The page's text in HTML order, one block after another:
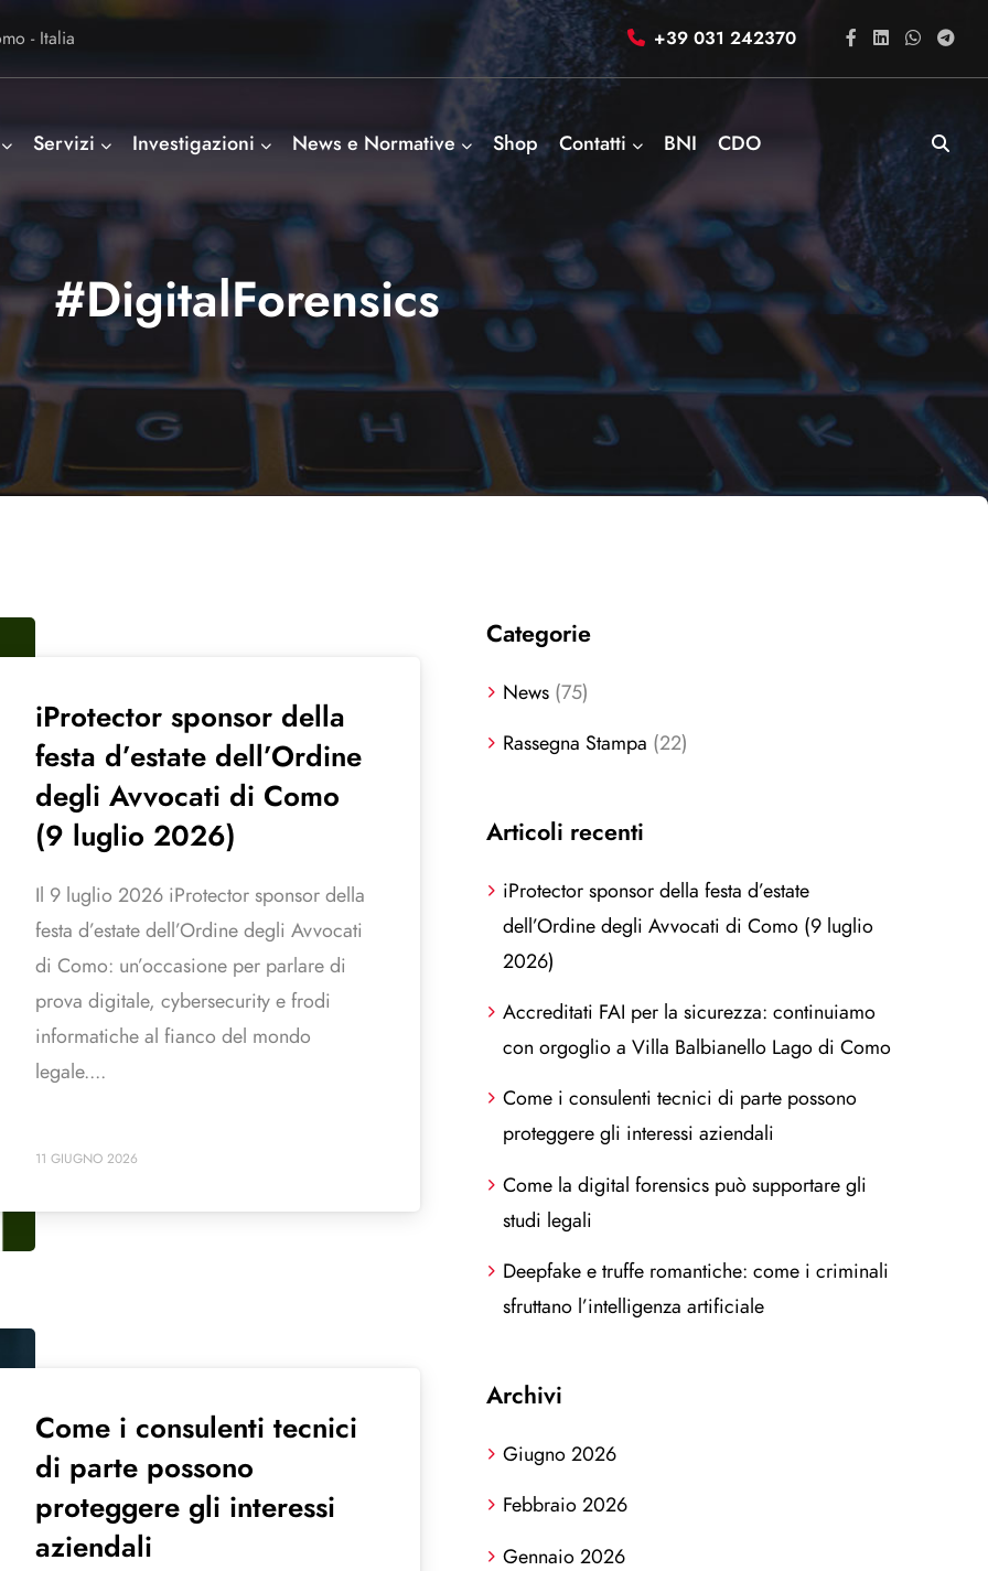
- Italia +39 031 242370
Servizi Investigazioni News e Normative Shop Contatti BNI CDO
#DigitalForensics
iProtector sponsor della
festa d’estate dell’Ordine
degli Avvocati di Como
(9 luglio 2026)
Il 9 luglio 2026 iProtector sponsor della
festa d’estate dell’Ordine degli Avvocati
di Como: un’occasione per parlare di
prova digitale, cybersecurity e frodi
informatiche al fianco del mondo
legale....
11 GIUGNO 2026
Come i consulenti tecnici
di parte possono
proteggere gli interessi
aziendali
Categorie
News (75)
Rassegna Stampa (22)
Articoli recenti
iProtector sponsor della festa d’estate
dell’Ordine degli Avvocati di Como (9 luglio
2026)
Accreditati FAI per la sicurezza: continuiamo
con orgoglio a Villa Balbianello Lago di Como
Come i consulenti tecnici di parte possono
proteggere gli interessi aziendali
Come la digital forensics può supportare gli
studi legali
Deepfake e truffe romantiche: come i criminali
sfruttano l’intelligenza artificiale
Archivi
Giugno 2026
Febbraio 2026
Gennaio 2026